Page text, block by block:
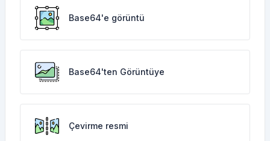
Base64'e görüntü
Base64'ten Görüntüye
Çevirme resmi